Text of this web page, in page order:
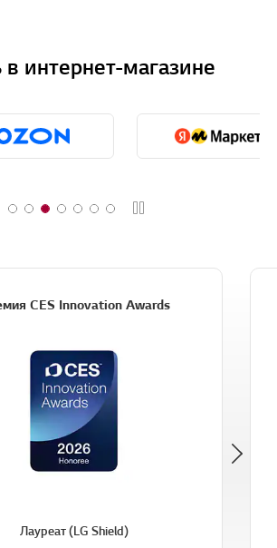
в интернет-магазине
Стоп
Previous
CES Innovation Awards
Лауреат (LG Shield)